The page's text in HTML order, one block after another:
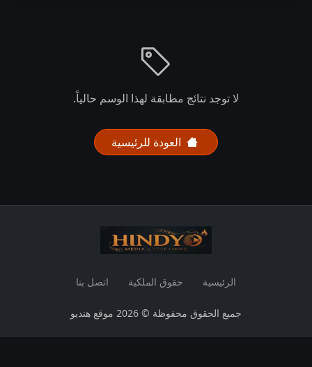
لا توجد نتائج مطابقة لهذا الوسم حالياً.
العودة للرئيسية
الرئيسية حقوق الملكية اتصل بنا
جميع الحقوق محفوظة © 2026 موقع هنديو